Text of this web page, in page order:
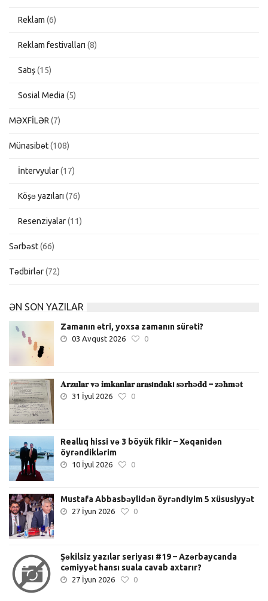
Reklam (6)
Reklam festivalları (8)
Satış(15)
Sosial Media (5)
MƏXFİLƏR (7)
Münasibət(108)
İntervyular(17)
Köşə yazıları (76)
Resenziyalar(11)
Sərbəst(66)
Tədbirlər(72)
ƏN SON YAZILAR
Zamanın ətri, yoxsa zamanın sürəti?
03 Avqust 2026 0
𝐀𝐫𝐳𝐮𝐥𝐚𝐫 𝐯ə 𝐢𝐦𝐤𝐚𝐧𝐥𝐚𝐫 𝐚𝐫𝐚𝐬ı𝐧𝐝𝐚𝐤ı 𝐬ə𝐫𝐡ə𝐝𝐝 – 𝐳ə𝐡𝐦ə𝐭
31 İyul 2026 0
Reallıq hissi və 3 böyük fikir – Xəqanidən
öyrəndiklərim
10 İyul 2026 0
Mustafa Abbasbəylidən öyrəndiyim 5 xüsusiyyət
27 İyun 2026 0
Şəkilsiz yazılar seriyası #19 – Azərbaycanda
cəmiyyət hansı suala cavab axtarır?
27 İyun 2026 0